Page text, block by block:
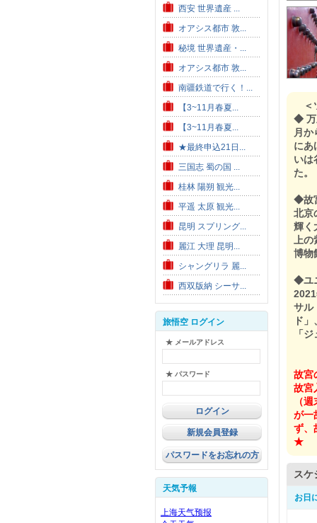
西安 世界遺産 ...
オアシス都市 敦...
秘境 世界遺産・...
オアシス都市 敦...
南疆鉄道で行く！...
【3~11月春夏...
【3~11月春夏...
★最終申込21日...
三国志 蜀の国 ...
桂林 陽朔 観光...
平遥 太原 観光...
昆明 スプリング...
麗江 大理 昆明...
シャングリラ 麗...
西双版納 シーサ...
旅悟空 ログイン
★ メールアドレス
★ パスワード
新規会員登録
パスワードをお忘れの方
天気予報
◆ 万
月
にあ
いは
た。
◆故
北京
輝く
上
博物
◆ユ
サル
ド
「
故宮
故宮
（
が一
ず、
★
スケ
お日